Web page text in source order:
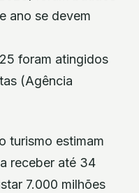
ano se devem
foram atingidos
(Agência
turismo estimam
receber até 34
7.000 milhões